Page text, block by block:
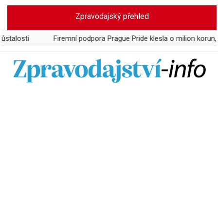
Skip
content
Zpravodajský přehled
Firemní podpora Prague Pride klesla o milion korun,